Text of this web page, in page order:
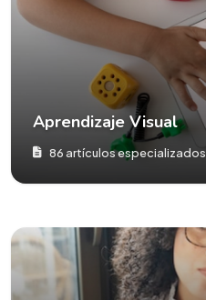
Aprendizaje Visual
86 artículos especializados